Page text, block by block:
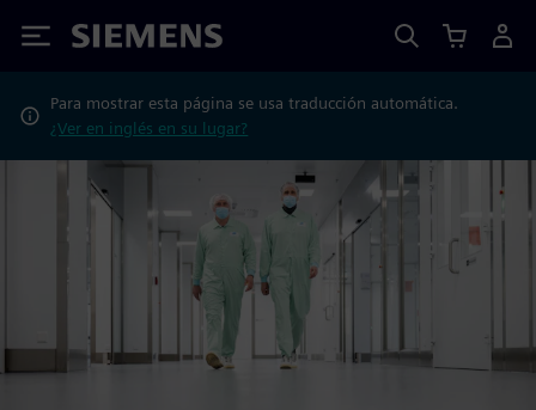
Siemens
Para mostrar esta página se usa traducción automática.
¿Ver en inglés en su lugar?